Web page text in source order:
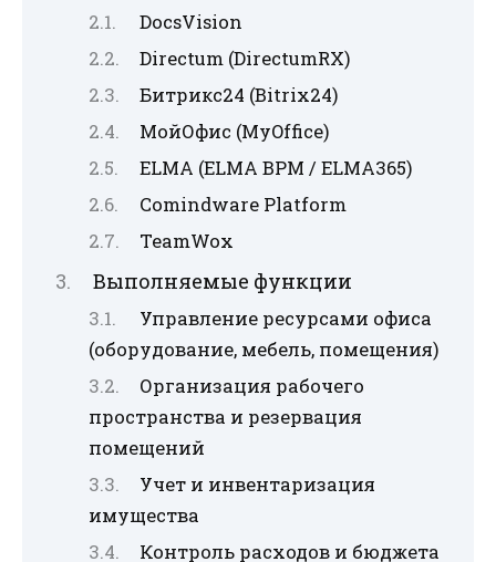
DocsVision
Directum (DirectumRX)
Битрикс24 (Bitrix24)
МойОфис (MyOffice)
ELMA (ELMA BPM / ELMA365)
Comindware Platform
TeamWox
Выполняемые функции
Управление ресурсами офиса
(оборудование, мебель, помещения)
Организация рабочего
пространства и резервация
помещений
Учет и инвентаризация
имущества
Контроль расходов и бюджета